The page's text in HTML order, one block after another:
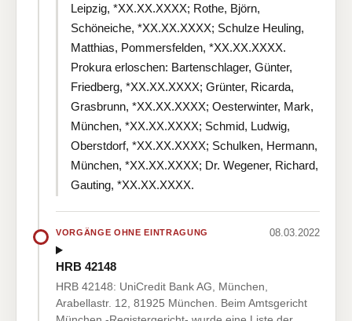
Leipzig, *XX.XX.XXXX; Rothe, Björn,
Schöneiche, *XX.XX.XXXX; Schulze Heuling,
Matthias, Pommersfelden, *XX.XX.XXXX.
Prokura erloschen: Bartenschlager, Günter,
Friedberg, *XX.XX.XXXX; Grünter, Ricarda,
Grasbrunn, *XX.XX.XXXX; Oesterwinter, Mark,
München, *XX.XX.XXXX; Schmid, Ludwig,
Oberstdorf, *XX.XX.XXXX; Schulken, Hermann,
München, *XX.XX.XXXX; Dr. Wegener, Richard,
Gauting, *XX.XX.XXXX.
VORGÄNGE OHNE EINTRAGUNG 08.03.2022
HRB 42148
HRB 42148: UniCredit Bank AG, München,
Arabellastr. 12, 81925 München. Beim Amtsgericht